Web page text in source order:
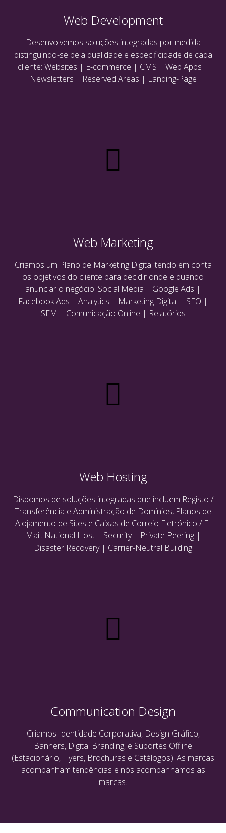
Web Development
Desenvolvemos soluções integradas por medida
distinguindo-se pela qualidade e especificidade de cada
cliente: Websites | E-commerce | CMS | Web Apps |
Newsletters | Reserved Areas | Landing-Page
Web Marketing
Criamos um Plano de Marketing Digital tendo em conta
os objetivos do cliente para decidir onde e quando
anunciar o negócio: Social Media | Google Ads |
Facebook Ads | Analytics | Marketing Digital | SEO |
SEM | Comunicação Online | Relatórios
Web Hosting
Dispomos de soluções integradas que incluem Registo /
Transferência e Administração de Domínios, Planos de
Alojamento de Sites e Caixas de Correio Eletrónico / E-
Mail. National Host | Security | Private Peering |
Disaster Recovery | Carrier-Neutral Building
Communication Design
Criamos Identidade Corporativa, Design Gráfico,
Banners, Digital Branding, e Suportes Offline
(Estacionário, Flyers, Brochuras e Catálogos). As marcas
acompanham tendências e nós acompanhamos as
marcas.